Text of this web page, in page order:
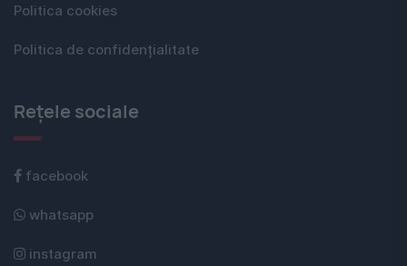
Politica cookies
Politica de confidențialitate
Rețele sociale
facebook
whatsapp
instagram